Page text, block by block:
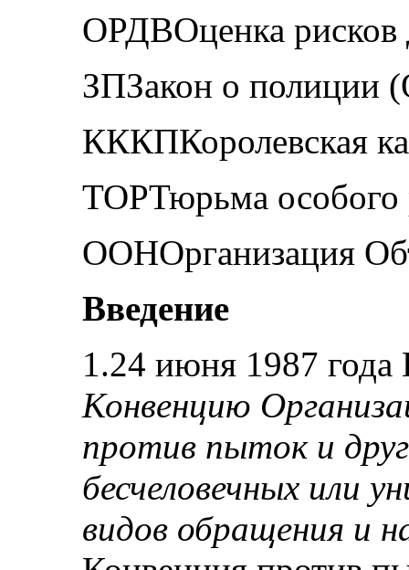
ОРДВОценка рисков
ЗПЗакон о полиции
КККПКоролевская
ТОРТюрьма
ООНОрганизация
Введение
1.24 июня 1987 года
Конвенцию
против пыток и
бесчеловечных или
видов обращения и